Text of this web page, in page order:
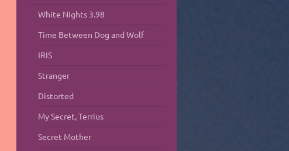
White Nights 3.98
Time Between Dog and Wolf
IRIS
Stranger
Distorted
My Secret, Terrius
Secret Mother